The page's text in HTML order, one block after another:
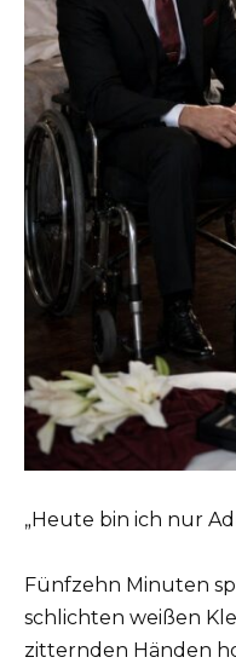
„Heute bin ich nur
Fünfzehn Minuten
schlichten weißen
zitternden Händen